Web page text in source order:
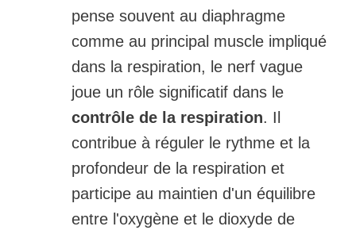
pense souvent au diaphragme
comme au principal muscle impliqué
dans la respiration, le nerf vague
joue un rôle significatif dans le
contrôle de la respiration. Il
contribue à réguler le rythme et la
profondeur de la respiration et
participe au maintien d'un équilibre
entre l'oxygène et le dioxyde de